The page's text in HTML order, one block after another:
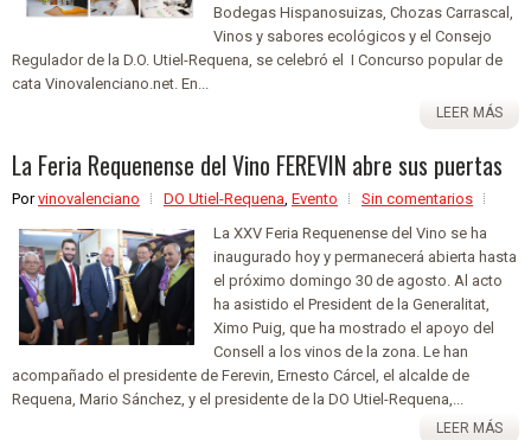
Bodegas Hispanosuizas, Chozas Carrascal,
Vinos y sabores ecológicos y el Consejo
Regulador de la D.O. Utiel-Requena, se celebró el I Concurso popular de
cata Vinovalenciano.net. En...
LEER MÁS
La Feria Requenense del Vino FEREVIN abre sus puertas
Porvinovalenciano DO Utiel-Requena Evento
Sin comentarios
La XXV Feria Requenense del Vino se ha
inaugurado hoy y permanecerá abierta hasta
el próximo domingo 30 de agosto. Al acto
ha asistido el President de la Generalitat,
Ximo Puig, que ha mostrado el apoyo del
Consell a los vinos de la zona. Le han
acompañado el presidente de Ferevin, Ernesto Cárcel, el alcalde de
Requena, Mario Sánchez, y el presidente de la DO Utiel-Requena,...
LEER MÁS